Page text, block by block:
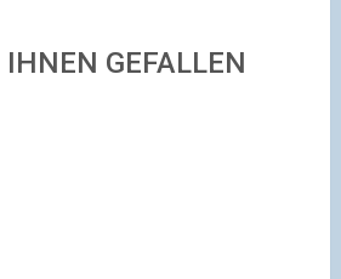
GEFALLEN